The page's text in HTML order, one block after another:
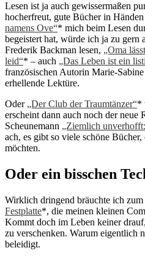
Lesen ist ja auch gewissermaßen
hocherfreut, gute Bücher in
namens Ove“* mich beim Lesen
begeistert hat, würde ich ja zu gern
Frederik Backman lesen, „Oma
leid“* – auch „Das Leben ist ein
französischen Autorin Marie-
erhellende Lektüre.
Oder „Der Club der Traumtänzer“*
erscheint dann auch noch der neue
Scheunemann „Ziemlich
ach, es gibt so viele schöne
möchten.
Oder ein bisschen
Wirklich dringend bräuchte ich
Festplatte*, die meinen kleinen
Kommt doch im Leben keiner
zu verschenken. Warum eigentlich
beleidigt.